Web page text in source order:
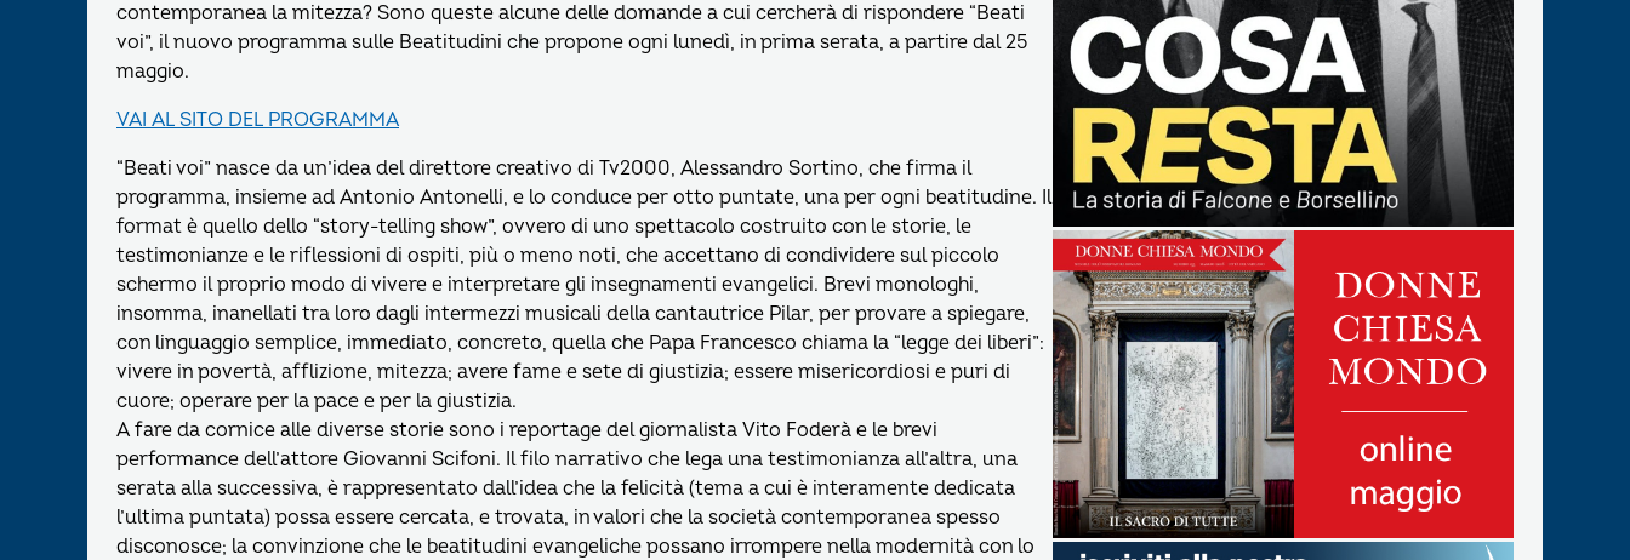
contemporanea la mitezza? Sono queste alcune delle domande a cui cercherà di rispondere “Beati
voi”, il nuovo programma sulle Beatitudini che propone ogni lunedì, in prima serata, a partire dal 25
maggio.
VAI AL SITO DEL PROGRAMMA
“Beati voi” nasce da un’idea del direttore creativo di Tv2000, Alessandro Sortino, che firma il
programma, insieme ad Antonio Antonelli, e lo conduce per otto puntate, una per ogni beatitudine. Il
format è quello dello “story-telling show”, ovvero di uno spettacolo costruito con le storie, le
testimonianze e le riflessioni di ospiti, più o meno noti, che accettano di condividere sul piccolo
schermo il proprio modo di vivere e interpretare gli insegnamenti evangelici. Brevi monologhi,
insomma, inanellati tra loro dagli intermezzi musicali della cantautrice Pilar, per provare a spiegare,
con linguaggio semplice, immediato, concreto, quella che Papa Francesco chiama la “legge dei liberi”:
vivere in povertà, afflizione, mitezza; avere fame e sete di giustizia; essere misericordiosi e puri di
cuore; operare per la pace e per la giustizia.
A fare da cornice alle diverse storie sono i reportage del giornalista Vito Foderà e le brevi
performance dell’attore Giovanni Scifoni. Il filo narrativo che lega una testimonianza all’altra, una
serata alla successiva, è rappresentato dall’idea che la felicità (tema a cui è interamente dedicata
l’ultima puntata) possa essere cercata, e trovata, in valori che la società contemporanea spesso
disconosce; la convinzione che le beatitudini evangeliche possano irrompere nella modernità con lo